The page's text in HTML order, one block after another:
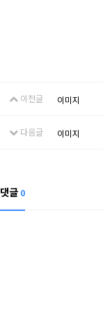
이전글 이미지
다음글 이미지
댓글 0